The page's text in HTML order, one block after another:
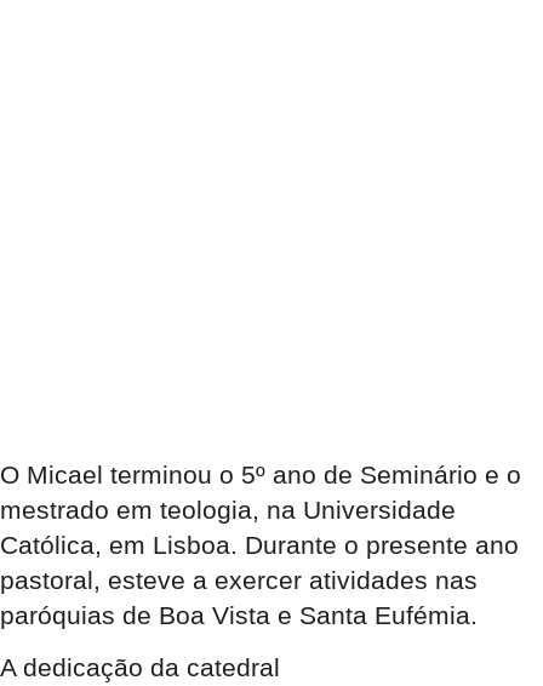
O Micael terminou o 5º ano de Seminário e o
mestrado em teologia, na Universidade
Católica, em Lisboa. Durante o presente ano
pastoral, esteve a exercer atividades nas
paróquias de Boa Vista e Santa Eufémia.
A dedicação da catedral